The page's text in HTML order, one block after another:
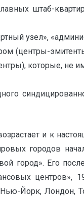
штаб-
узел»,
(центры-
которые, не
и к
городов
город». Его
центров»,
Йорк, Лондон,